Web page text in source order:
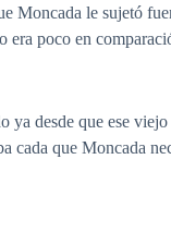
Moncada le sujetó
era poco en
desde que ese
cada que Moncada